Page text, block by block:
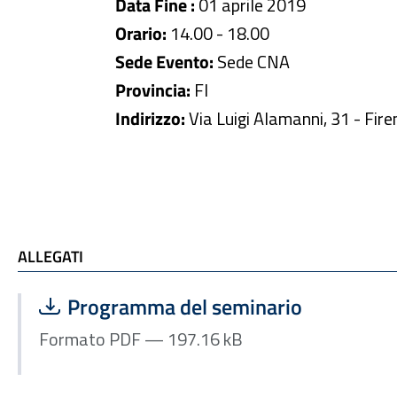
Orario: 14.00 - 18.00
Sede Evento:Sede CNA
Provincia: FI
Indirizzo:Via Luigi Alamanni, 31 -
ALLEGATI
ALLEGATI
Scarica file:
Programma del seminario
Formato PDF — 197.16 kB